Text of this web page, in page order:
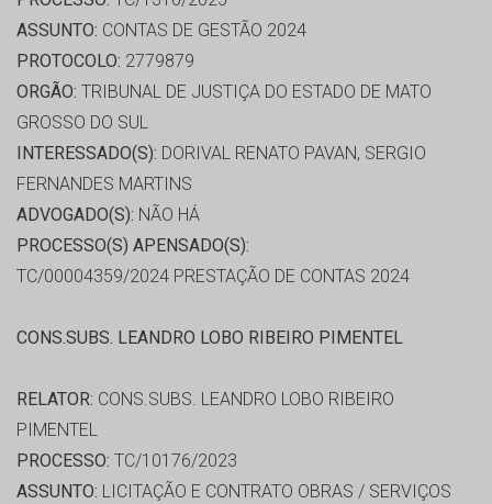
ASSUNTO: CONTAS DE GESTÃO 2024
PROTOCOLO: 2779879
ORGÃO: TRIBUNAL DE JUSTIÇA DO ESTADO DE MATO
GROSSO DO SUL
INTERESSADO(S): DORIVAL RENATO PAVAN, SERGIO
FERNANDES MARTINS
ADVOGADO(S): NÃO HÁ
PROCESSO(S) APENSADO(S):
TC/00004359/2024 PRESTAÇÃO DE CONTAS 2024
CONS.SUBS. LEANDRO LOBO RIBEIRO PIMENTEL
RELATOR: CONS.SUBS. LEANDRO LOBO RIBEIRO
PIMENTEL
PROCESSO: TC/10176/2023
ASSUNTO: LICITAÇÃO E CONTRATO OBRAS / SERVIÇOS